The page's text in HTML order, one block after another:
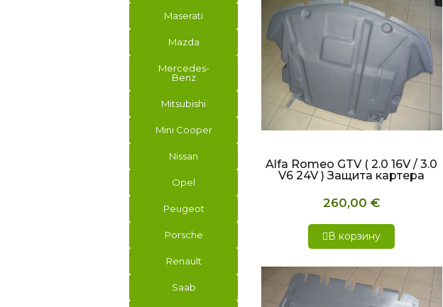
Maserati
Mazda
Mercedes-
Benz
Mitsubishi
Mini Cooper
Nissan
Opel
Peugeot
Porsche
Renault
Saab
БЫСТРЫЙ ПРОСМОТР
Alfa Romeo GTV ( 2.0 16V / 3.0
V6 24V ) Защита картера
260,00 €
В корзину